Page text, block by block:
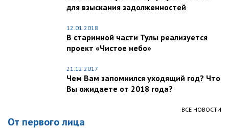
для взыскания задолженностей
12.01.2018
В старинной части Тулы реализуется
проект «Чистое небо»
21.12.2017
Чем Вам запомнился уходящий год? Что
Вы ожидаете от 2018 года?
ВСЕ НОВОСТИ
От первого лица